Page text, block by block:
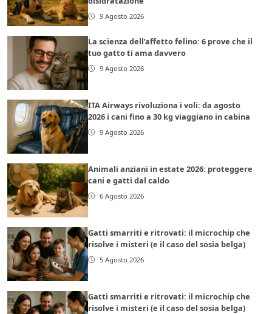
9 Agosto 2026
La scienza dell’affetto felino: 6 prove che il
tuo gatto ti ama davvero
9 Agosto 2026
ITA Airways rivoluziona i voli: da agosto
2026 i cani fino a 30 kg viaggiano in cabina
9 Agosto 2026
Animali anziani in estate 2026: proteggere
cani e gatti dal caldo
6 Agosto 2026
Gatti smarriti e ritrovati: il microchip che
risolve i misteri (e il caso del sosia belga)
5 Agosto 2026
Gatti smarriti e ritrovati: il microchip che
risolve i misteri (e il caso del sosia belga)